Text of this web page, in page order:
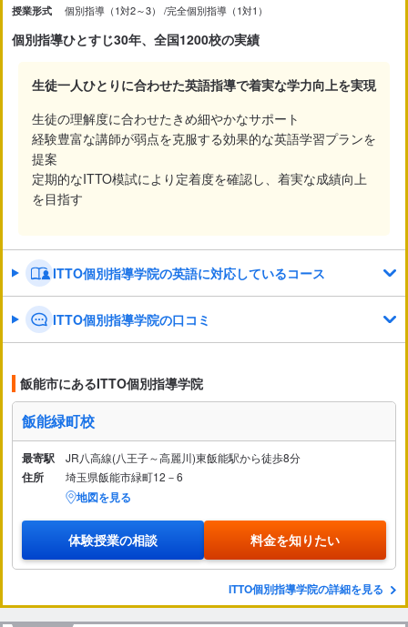
授業形式 個別指導（1対2～3） 完全個別指導（1対1）
個別指導ひとすじ30年、全国1200校の実績
生徒一人ひとりに合わせた英語指導で着実な学力向上を実現
生徒の理解度に合わせたきめ細やかなサポート
経験豊富な講師が弱点を克服する効果的な英語学習プランを
提案
定期的なITTO模試により定着度を確認し、着実な成績向上
を目指す
ITTO個別指導学院の英語に対応しているコース
ITTO個別指導学院の口コミ
飯能市にあるITTO個別指導学院
飯能緑町校
最寄駅 JR八高線(八王子～高麗川)東飯能駅から徒歩8分
住所 埼玉県飯能市緑町12－6
地図を見る
体験授業の相談 料金を知りたい
ITTO個別指導学院の詳細を見る